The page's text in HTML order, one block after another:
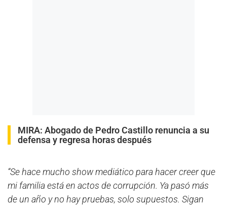
MIRA: Abogado de Pedro Castillo renuncia a su
defensa y regresa horas después
“Se hace mucho show mediático para hacer creer que
mi familia está en actos de corrupción. Ya pasó más
de un año y no hay pruebas, solo supuestos. Sigan